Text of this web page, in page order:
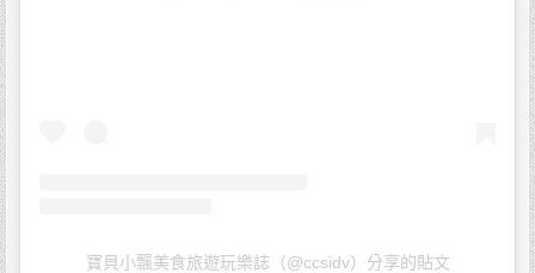
寶貝小飄美食旅遊玩樂誌（@ccsidv）分享的貼文